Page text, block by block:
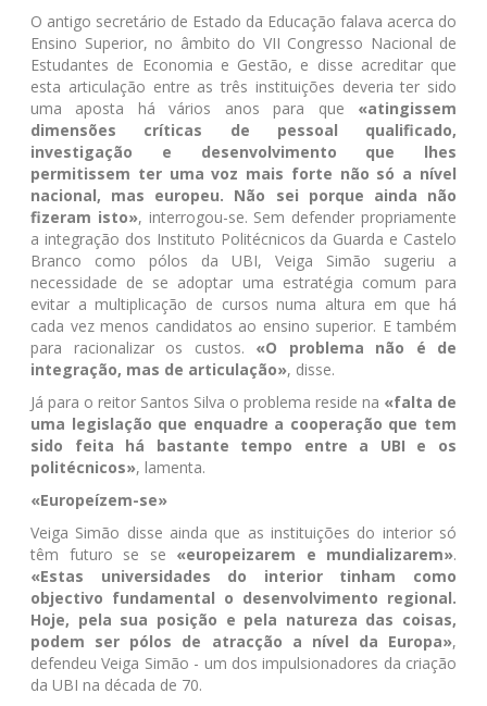
O antigo secretário de Estado da Educação falava acerca do
Ensino Superior, no âmbito do VII Congresso Nacional de
Estudantes de Economia e Gestão, e disse acreditar que
esta articulação entre as três instituições deveria ter sido
uma aposta há vários anos para que «atingissem
dimensões críticas de pessoal qualificado,
investigação e desenvolvimento que lhes
permitissem ter uma voz mais forte não só a nível
nacional, mas europeu. Não sei porque ainda não
fizeram isto», interrogou-se. Sem defender propriamente
a integração dos Instituto Politécnicos da Guarda e Castelo
Branco como pólos da UBI, Veiga Simão sugeriu a
necessidade de se adoptar uma estratégia comum para
evitar a multiplicação de cursos numa altura em que há
cada vez menos candidatos ao ensino superior. E também
para racionalizar os custos. «O problema não é de
integração, mas de articulação», disse.
Já para o reitor Santos Silva o problema reside na «falta de
uma legislação que enquadre a cooperação que tem
sido feita há bastante tempo entre a UBI e os
politécnicos», lamenta.
«Europeízem-se»
Veiga Simão disse ainda que as instituições do interior só
têm futuro se se «europeizarem e mundializarem».
«Estas universidades do interior tinham como
objectivo fundamental o desenvolvimento regional.
Hoje, pela sua posição e pela natureza das coisas,
podem ser pólos de atracção a nível da Europa»,
defendeu Veiga Simão - um dos impulsionadores da criação
da UBI na década de 70.